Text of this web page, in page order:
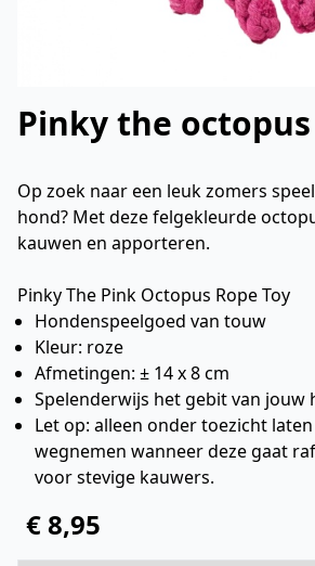
Pinky the octopus
Op zoek naar een leuk zomers
hond? Met deze felgekleurde
kauwen en apporteren.
Pinky The Pink Octopus Rope Toy
Hondenspeelgoed van touw
Kleur: roze
Afmetingen: ± 14 x 8 cm
Spelenderwijs het gebit van jouw
Let op: alleen onder toezicht
wegnemen wanneer deze gaat
voor stevige kauwers.
€ 8,95